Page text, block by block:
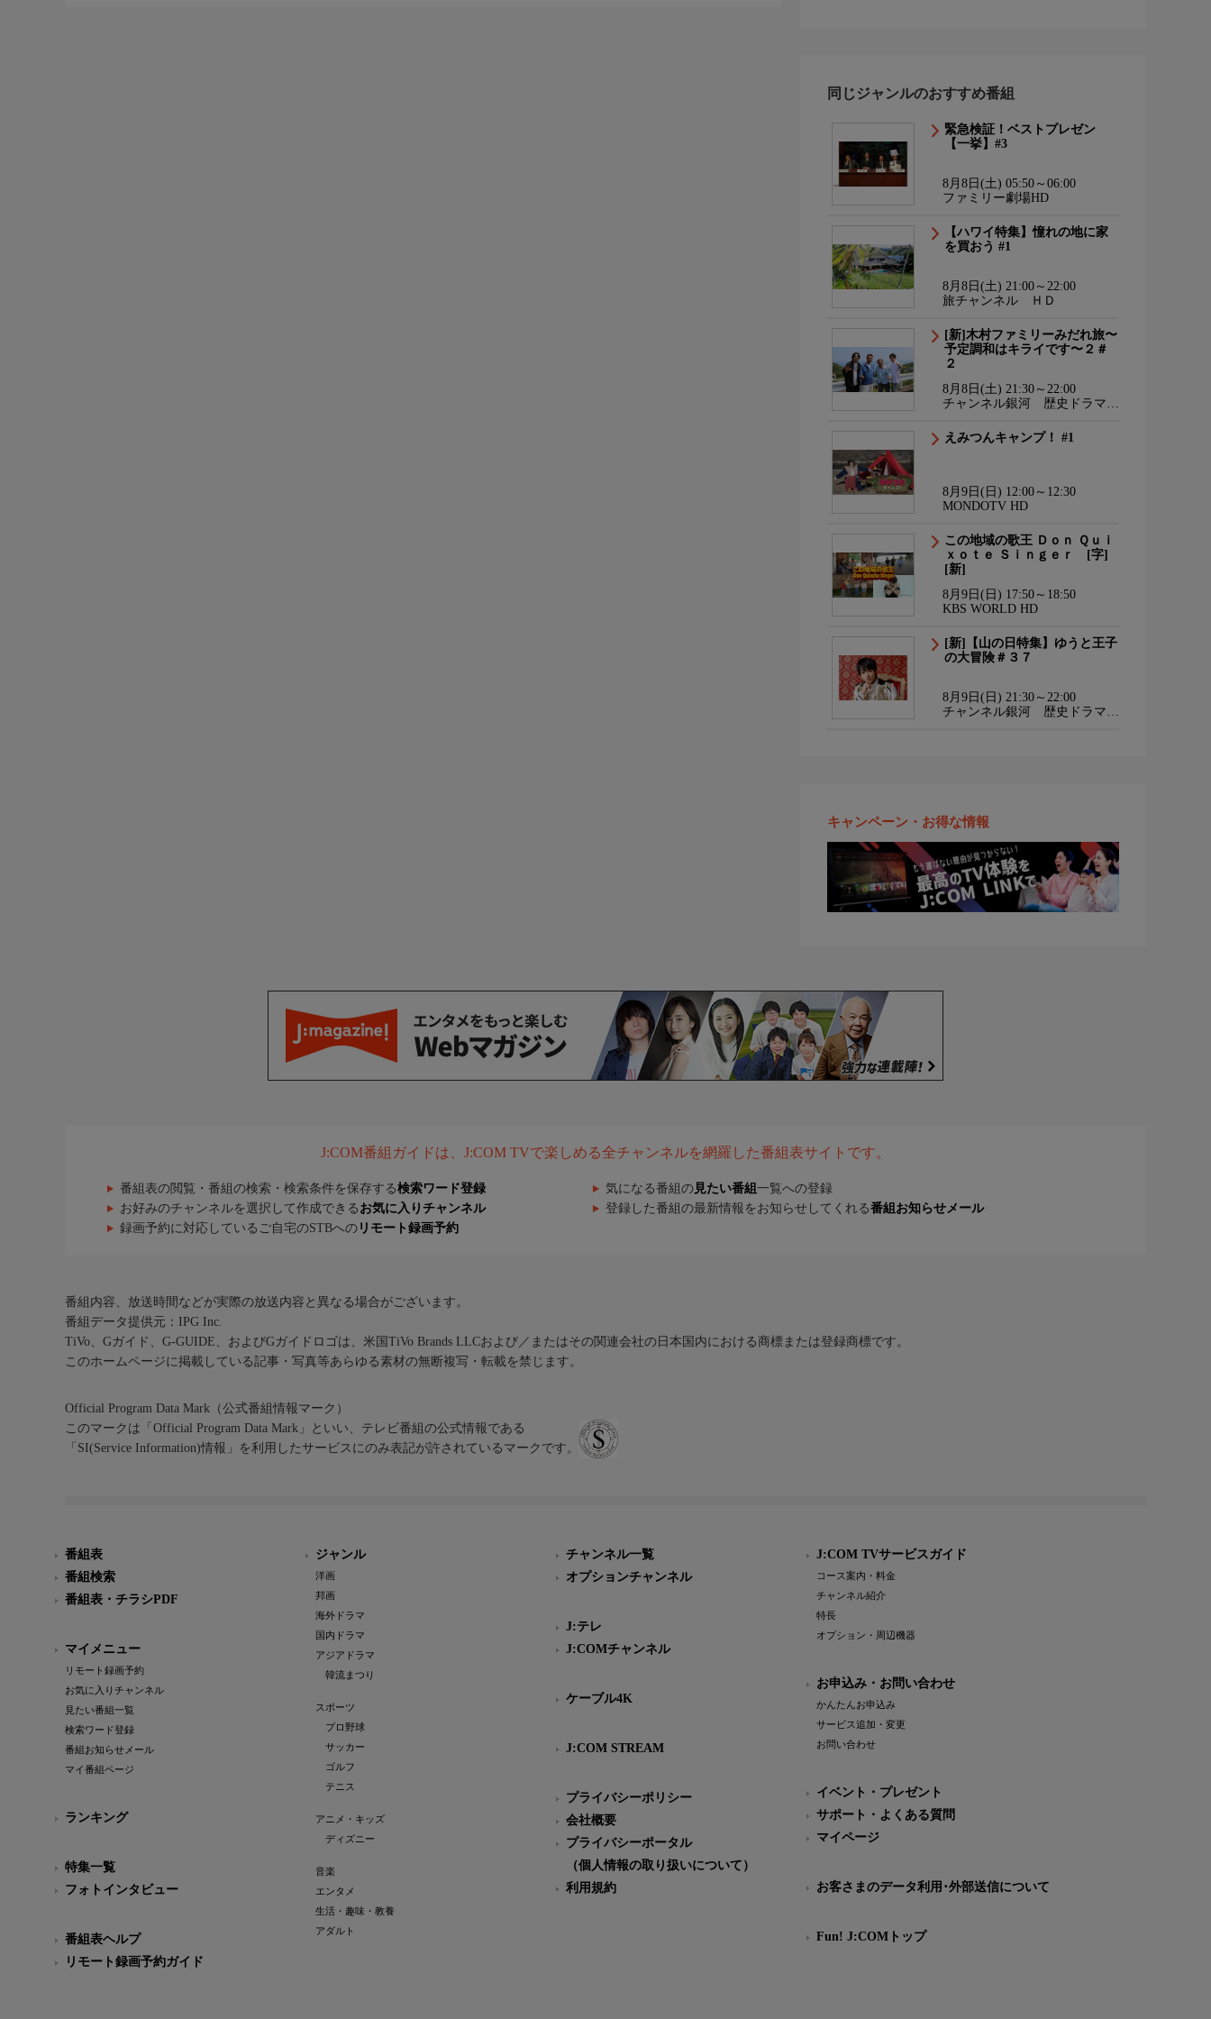
同じジャンルのおすすめ番組
緊急検証！ベストプレゼン
【一挙】#3
8月8日(土) 05:50～06:00
ファミリー劇場HD
【ハワイ特集】憧れの地に家
を買おう #1
8月8日(土) 21:00～22:00
旅チャンネル ＨＤ
[新]木村ファミリーみだれ旅〜
予定調和はキライです〜２＃
２
8月8日(土) 21:30～22:00
チャンネル銀河 歴史ドラマ・
えみつんキャンプ！ #1
8月9日(日) 12:00～12:30
MONDOTV HD
この地域の歌王 Ｄｏｎ Ｑｕｉ
ｘｏｔｅ Ｓｉｎｇｅｒ [字]
[新]
8月9日(日) 17:50～18:50
KBS WORLD HD
[新]【山の日特集】ゆうと王子
の大冒険＃３７
8月9日(日) 21:30～22:00
チャンネル銀河 歴史ドラマ・
キャンペーン・お得な情報
J:COM番組ガイドは、J:COM TVで楽しめる全チャンネルを網羅した番組表サイトです。
番組表の閲覧・番組の検索・検索条件を保存する検索ワード登録 気になる番組の 見たい番組 一覧への登録
お好みのチャンネルを選択して作成できる お気に入りチャンネル 登録した番組の最新情報をお知らせしてくれる番組お知らせメール
録画予約に対応しているご自宅のSTBへの リモート録画予約
番組内容、放送時間などが実際の放送内容と異なる場合がございます。
番組データ提供元：IPG Inc.
TiVo、Gガイド、G-GUIDE、およびGガイドロゴは、米国TiVo Brands LLCおよび／またはその関連会社の日本国内における商標または登録商標です。
このホームページに掲載している記事・写真等あらゆる素材の無断複写・転載を禁じます。
Official Program Data Mark（公式番組情報マーク）
このマークは「Official Program Data Mark」といい、テレビ番組の公式情報である
「SI(Service Information)情報」を利用したサービスにのみ表記が許されているマークです。
番組表
番組検索
番組表・チラシPDF
マイメニュー
リモート録画予約
お気に入りチャンネル
見たい番組一覧
検索ワード登録
番組お知らせメール
マイ番組ページ
ランキング
特集一覧
フォトインタビュー
番組表ヘルプ
リモート録画予約ガイド
ジャンル
洋画
邦画
海外ドラマ
国内ドラマ
アジアドラマ
韓流まつり
スポーツ
プロ野球
サッカー
ゴルフ
テニス
アニメ・キッズ
ディズニー
音楽
エンタメ
生活・趣味・教養
アダルト
チャンネル一覧
オプションチャンネル
J:テレ
J:COMチャンネル
ケーブル4K
J:COM STREAM
プライバシーポリシー
会社概要
プライバシーポータル
（個人情報の取り扱いについて）
利用規約
J:COM TVサービスガイド
コース案内・料金
チャンネル紹介
特長
オプション・周辺機器
お申込み・お問い合わせ
かんたんお申込み
サービス追加・変更
お問い合わせ
イベント・プレゼント
サポート・よくある質問
マイページ
お客さまのデータ利用･外部送信について
Fun! J:COMトップ